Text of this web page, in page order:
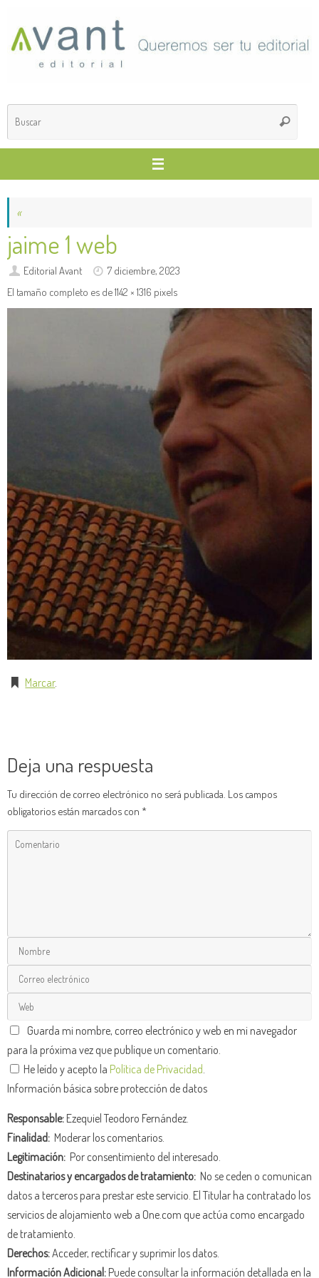
contenido
Buscar
«
jaime 1 web
Editorial Avant
7 diciembre, 2023
El tamaño completo es de1142 × 1316 pixels
Marcar.
Deja una respuesta
Tu dirección de correo electrónico no será publicada. Los campos
obligatorios están marcados con *
Guarda mi nombre, correo electrónico y web en mi navegador
para la próxima vez que publique un comentario.
He leído y acepto la Política de Privacidad
Información básica sobre protección de datos
Responsable:Ezequiel Teodoro Fernández.
Finalidad: Moderar los comentarios.
Legitimación: Por consentimiento del interesado.
Destinatarios y encargados de tratamiento: No se ceden o comunican
datos a terceros para prestar este servicio. El Titular ha contratado los
servicios de alojamiento web a One.com que actúa como encargado
de tratamiento.
Derechos:Acceder, rectificar y suprimir los datos.
Información Adicional:Puede consultar la información detallada en la